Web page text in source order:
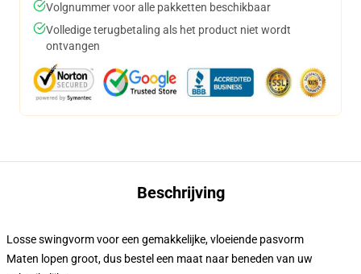
Volgnummer voor alle pakketten beschikbaar
Volledige terugbetaling als het product niet wordt
ontvangen
Beschrijving
Losse swingvorm voor een gemakkelijke, vloeiende pasvorm
Maten lopen groot, dus bestel een maat naar beneden van uw